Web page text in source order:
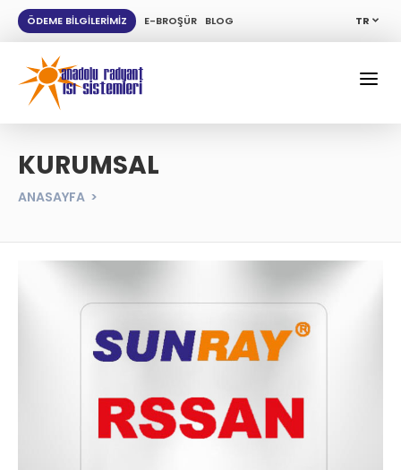
ÖDEME BİLGİLERİMİZ E-BROŞÜR BLOG TR
KURUMSAL
ANASAYFA